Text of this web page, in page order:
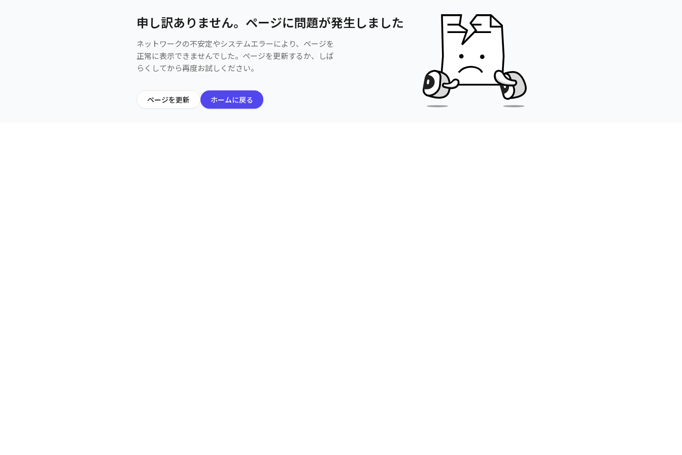
申し訳ありません。ページに問題が発生しました
ネットワークの不安定やシステムエラーにより、ページを
正常に表示できませんでした。ページを更新するか、しば
らくしてから再度お試しください。
ページを更新 ホームに戻る